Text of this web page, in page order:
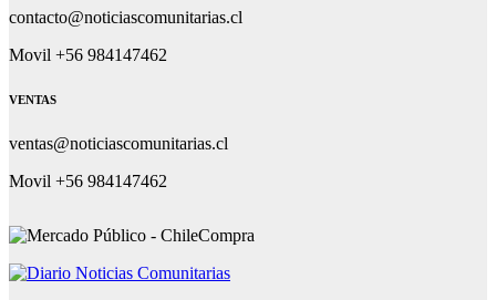
contacto@noticiascomunitarias.cl
Movil +56 984147462
VENTAS
ventas@noticiascomunitarias.cl
Movil +56 984147462